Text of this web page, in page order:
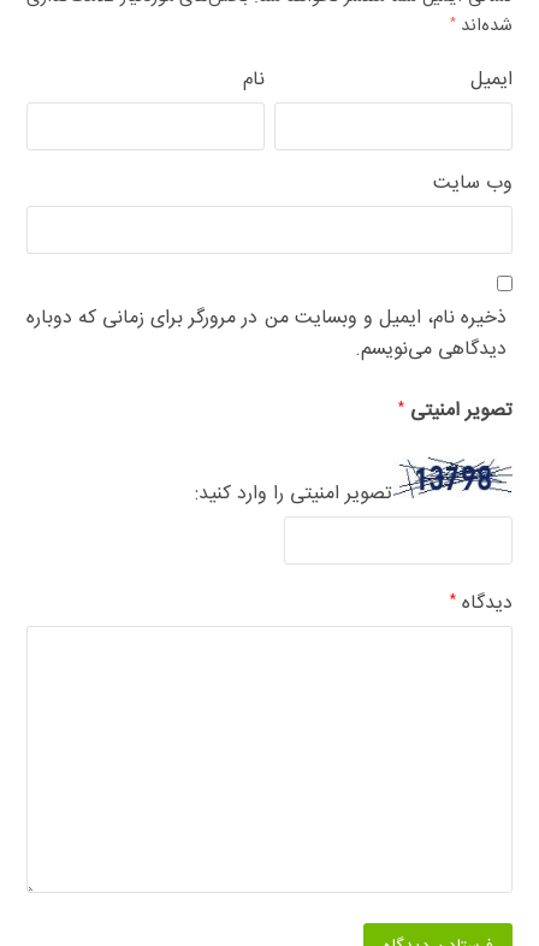
شده‌اند*
نام ایمیل
وب‌ سایت
ذخیره نام، ایمیل و وبسایت من در مرورگر برای زمانی که دوباره
دیدگاهی می‌نویسم.
تصویر امنیتی*
تصویر امنیتی را وارد کنید:
دیدگاه*